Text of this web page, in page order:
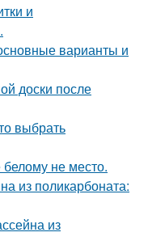
и
варианты и
доски после
выбрать
не место.
из поликарбоната:
из